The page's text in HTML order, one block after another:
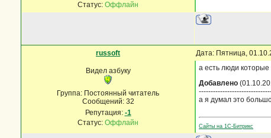
Статус: Оффлайн
russoft Дата: Пятница,
Видел азбуку
Группа: Постоянный читатель
Сообщений: 32
Репутация: -1
Статус: Оффлайн
а есть люди
Добавлено
а я думал это
Сайты на 1С-Битрикс